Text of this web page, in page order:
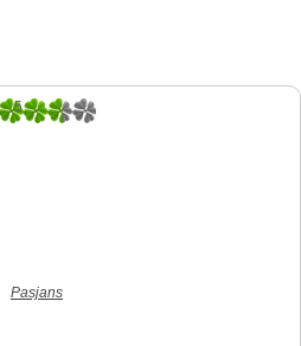
5
Pasjans